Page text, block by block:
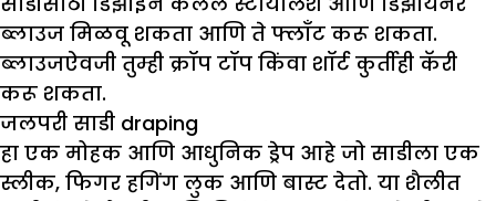
ब्लाउज मिळवू शकता आणि ते फ्लाँट करू शकता.
ब्लाउजऐवजी तुम्ही क्रॉप टॉप किंवा शॉर्ट कुर्तीही कॅरी
करू शकता.
जलपरी साडी draping
हा एक मोहक आणि आधुनिक ड्रेप आहे जो साडीला एक
स्लीक, फिगर हगिंग लुक आणि बास्ट देतो. या शैलीत